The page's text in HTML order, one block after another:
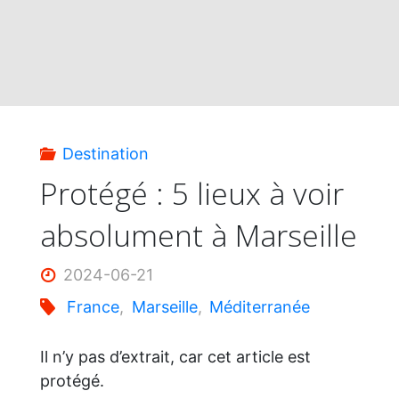
Destination
Protégé : 5 lieux à voir
absolument à Marseille
2024-06-21
France, Marseille, Méditerranée
Il n’y pas d’extrait, car cet article est
protégé.